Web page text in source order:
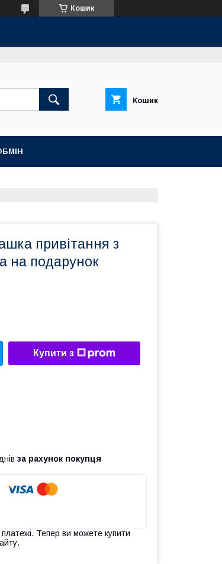
Кошик
Кошик
привітання з
на подарунок
Купити з
за рахунок покупця
платежі. Тепер ви можете купити